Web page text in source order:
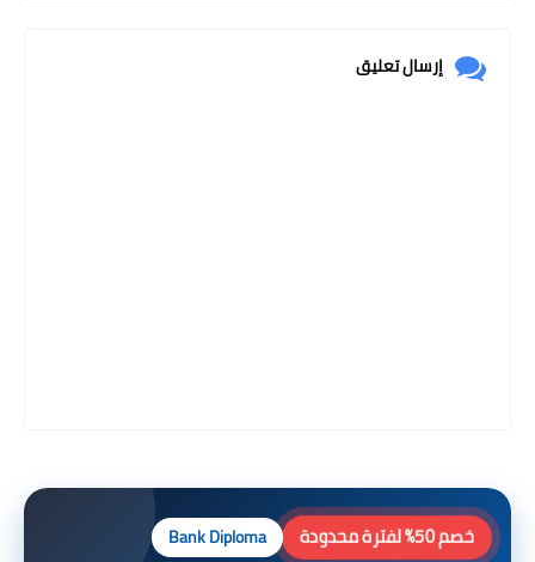
إرسال تعليق
خصم 50% لفترة محدودة Bank Diploma